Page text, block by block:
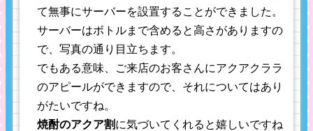
て無事にサーバーを設置することができました。
サーバーはボトルまで含めると高さがありますの
で、写真の通り目立ちます。
でもある意味、ご来店のお客さんにアクアクララ
のアピールができますので、それについてはあり
がたいですね。
焼酎のアクア割に気づいてくれると嬉しいですね